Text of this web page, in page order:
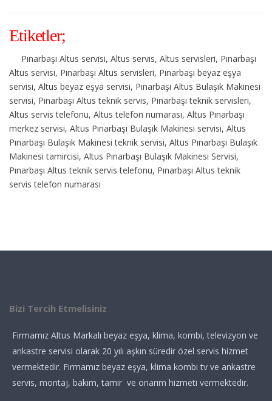
Etiketler;
Pınarbaşı Altus servisi, Altus servis, Altus servisleri, Pınarbaşı
Altus servisi, Pınarbaşı Altus servisleri, Pınarbaşı beyaz eşya
servisi, Altus beyaz eşya servisi, Pınarbaşı Altus Bulaşık Makinesi
servisi, Pınarbaşı Altus teknik servis, Pınarbaşı teknik servisleri,
Altus servis telefonu, Altus telefon numarası, Altus Pınarbaşı
merkez servisi, Altus Pınarbaşı Bulaşık Makinesi servisi, Altus
Pınarbaşı Bulaşık Makinesi teknik servisi, Altus Pınarbaşı Bulaşık
Makinesi tamircisi, Altus Pınarbaşı Bulaşık Makinesi Servisi,
Pınarbaşı Altus teknik servis telefonu, Pınarbaşı Altus teknik
servis telefon numarası
Bizi Tercih Etmelisiniz
Firmamız Altus Markalı beyaz eşya, klima, kombi, televizyon ve
ankastre servisi olarak 20 yılı aşkın süredir özel servis hizmet
vermektedir. Firmamız beyaz eşya, klima kombi tv ve ankastre
servis, montaj, bakım, tamir ve onarım hizmeti vermektedir.